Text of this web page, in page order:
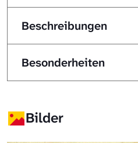
Beschreibungen
Besonderheiten
Bilder